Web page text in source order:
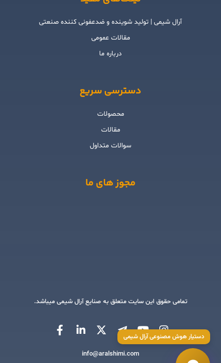
آرال شیمی | تولید شوینده و ضدعفونی کننده صنعتی
مقالات عمومی
درباره ما
دسترسی سریع
محصولات
مقالات
سوالات متداول
مجوز های ما
تمامی حقوق این سایت متعلق به صنایع آرال شیمی میباشد.
info@aralshimi.com
دستیار هوش مصنوعی آرال شیمی